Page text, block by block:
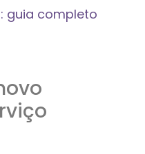
guia completo